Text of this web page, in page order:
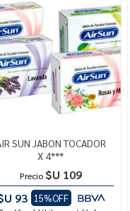
SUN JABON TOCADOR
X 4***
Precio $U 109
93 15%OFF